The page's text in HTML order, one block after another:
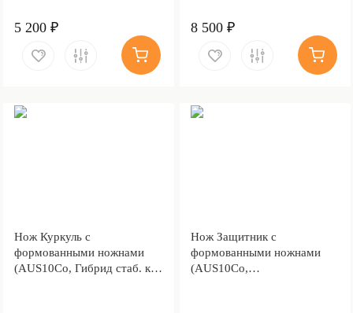
5 200 ₽
Stonewash)
8 500 ₽
Нож Куркуль с
формованными ножнами
(AUS10Co, Гибрид стаб. кап
Нож Защитник с
формованными ножнами
(AUS10Co,